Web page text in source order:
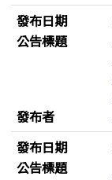
發布日期
公告標題
發布者
發布日期
公告標題